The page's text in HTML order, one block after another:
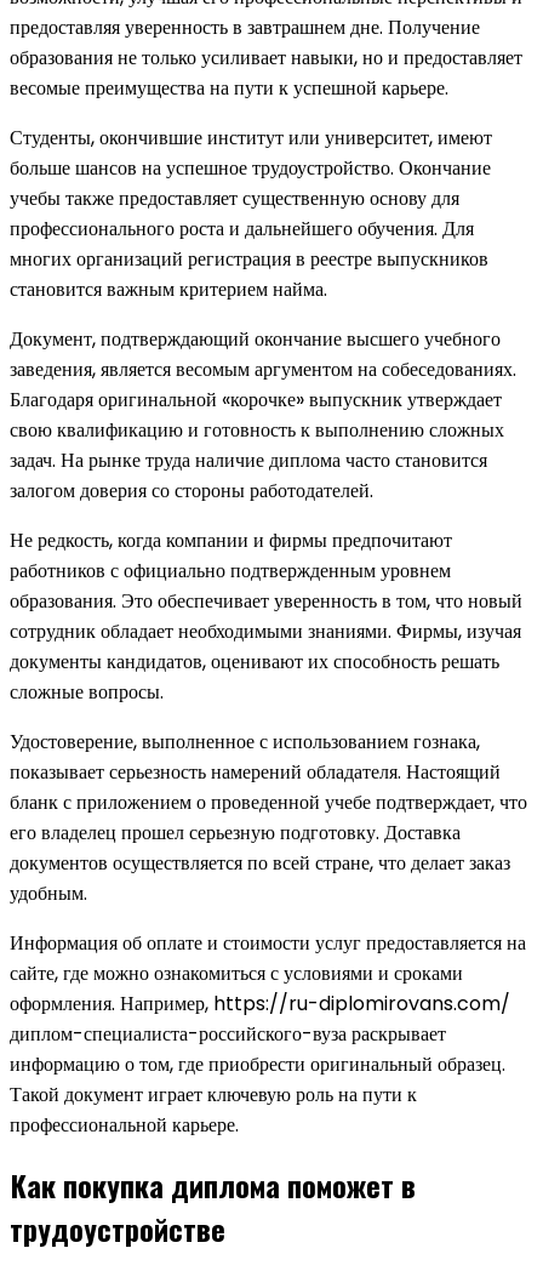
предоставляя уверенность в завтрашнем дне. Получение
образования не только усиливает навыки, но и предоставляет
весомые преимущества на пути к успешной карьере.
Студенты, окончившие институт или университет, имеют
больше шансов на успешное трудоустройство. Окончание
учебы также предоставляет существенную основу для
профессионального роста и дальнейшего обучения. Для
многих организаций регистрация в реестре выпускников
становится важным критерием найма.
Документ, подтверждающий окончание высшего учебного
заведения, является весомым аргументом на собеседованиях.
Благодаря оригинальной «корочке» выпускник утверждает
свою квалификацию и готовность к выполнению сложных
задач. На рынке труда наличие диплома часто становится
залогом доверия со стороны работодателей.
Не редкость, когда компании и фирмы предпочитают
работников с официально подтвержденным уровнем
образования. Это обеспечивает уверенность в том, что новый
сотрудник обладает необходимыми знаниями. Фирмы, изучая
документы кандидатов, оценивают их способность решать
сложные вопросы.
Удостоверение, выполненное с использованием гознака,
показывает серьезность намерений обладателя. Настоящий
бланк с приложением о проведенной учебе подтверждает, что
его владелец прошел серьезную подготовку. Доставка
документов осуществляется по всей стране, что делает заказ
удобным.
Информация об оплате и стоимости услуг предоставляется на
сайте, где можно ознакомиться с условиями и сроками
оформления. Например, https://ru-diplomirovans.com/
диплом-специалиста-российского-вуза раскрывает
информацию о том, где приобрести оригинальный образец.
Такой документ играет ключевую роль на пути к
профессиональной карьере.
Как покупка диплома поможет в
трудоустройстве